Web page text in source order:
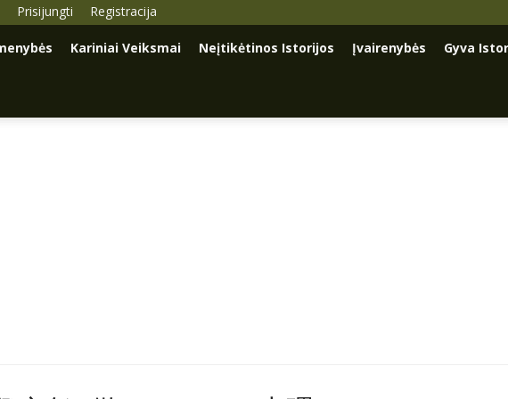
Prisijungti Registracija
Kariniai Veiksmai Neįtikėtinos Istorijos Įvairenybės Gyva